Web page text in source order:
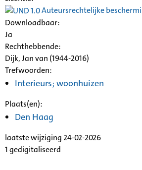
Auteursrechtelijke
Downloadbaar:
Ja
Rechthebbende:
Dijk, Jan van (1944-2016)
Trefwoorden:
Interieurs; woonhuizen
Plaats(en):
Den Haag
laatste wijziging 24-02-2026
1 gedigitaliseerd